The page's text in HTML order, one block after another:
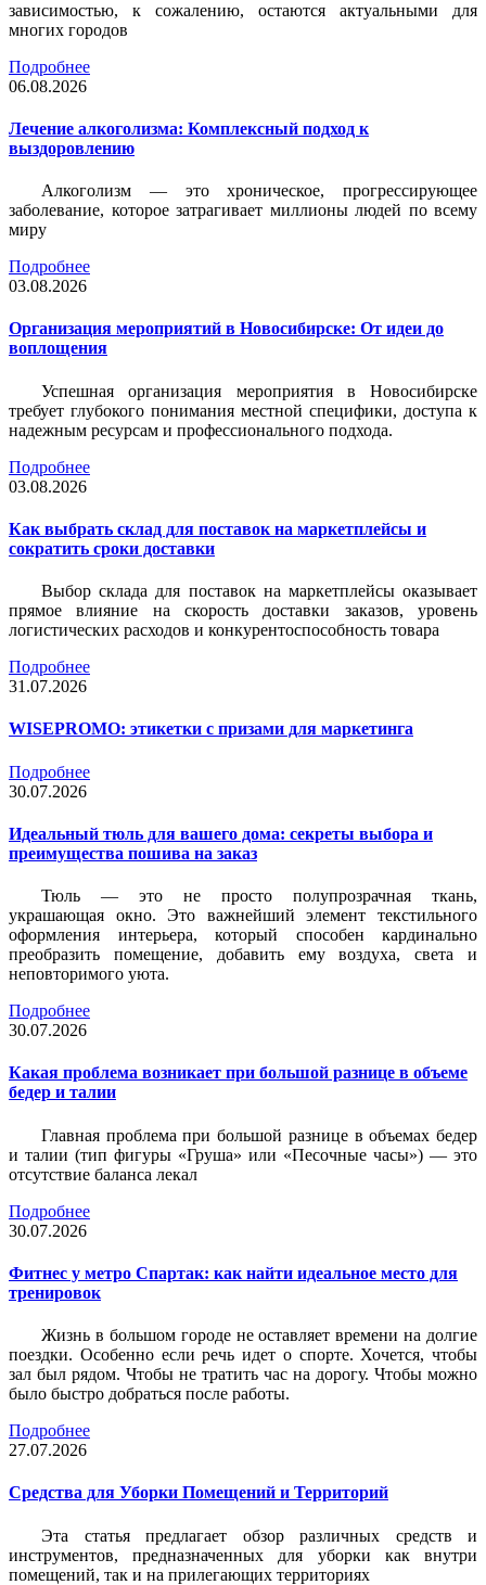
зависимостью, к сожалению, остаются актуальными для
многих городов
Подробнее
06.08.2026
Лечение алкоголизма: Комплексный подход к
выздоровлению
Алкоголизм — это хроническое, прогрессирующее
заболевание, которое затрагивает миллионы людей по всему
миру
Подробнее
03.08.2026
Организация мероприятий в Новосибирске: От идеи до
воплощения
Успешная организация мероприятия в Новосибирске
требует глубокого понимания местной специфики, доступа к
надежным ресурсам и профессионального подхода.
Подробнее
03.08.2026
Как выбрать склад для поставок на маркетплейсы и
сократить сроки доставки
Выбор склада для поставок на маркетплейсы оказывает
прямое влияние на скорость доставки заказов, уровень
логистических расходов и конкурентоспособность товара
Подробнее
31.07.2026
WISEPROMO: этикетки с призами для маркетинга
Подробнее
30.07.2026
Идеальный тюль для вашего дома: секреты выбора и
преимущества пошива на заказ
Тюль — это не просто полупрозрачная ткань,
украшающая окно. Это важнейший элемент текстильного
оформления интерьера, который способен кардинально
преобразить помещение, добавить ему воздуха, света и
неповторимого уюта.
Подробнее
30.07.2026
Какая проблема возникает при большой разнице в объеме
бедер и талии
Главная проблема при большой разнице в объемах бедер
и талии (тип фигуры «Груша» или «Песочные часы») — это
отсутствие баланса лекал
Подробнее
30.07.2026
Фитнес у метро Спартак: как найти идеальное место для
тренировок
Жизнь в большом городе не оставляет времени на долгие
поездки. Особенно если речь идет о спорте. Хочется, чтобы
зал был рядом. Чтобы не тратить час на дорогу. Чтобы можно
было быстро добраться после работы.
Подробнее
27.07.2026
Средства для Уборки Помещений и Территорий
Эта статья предлагает обзор различных средств и
инструментов, предназначенных для уборки как внутри
помещений, так и на прилегающих территориях